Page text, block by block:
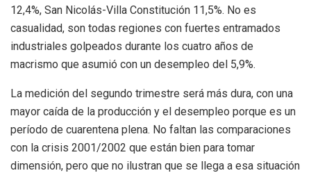
12,4%, San Nicolás-Villa Constitución 11,5%. No es
casualidad, son todas regiones con fuertes entramados
industriales golpeados durante los cuatro años de
macrismo que asumió con un desempleo del 5,9%.
La medición del segundo trimestre será más dura, con una
mayor caída de la producción y el desempleo porque es un
período de cuarentena plena. No faltan las comparaciones
con la crisis 2001/2002 que están bien para tomar
dimensión, pero que no ilustran que se llega a esa situación